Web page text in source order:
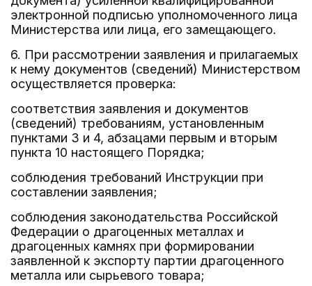
электронной подписью уполномоченного лица
Министерства или лица, его замещающего.
6. При рассмотрении заявления и прилагаемых
к нему документов (сведений) Министерством
осуществляется проверка:
соответствия заявления и документов
(сведений) требованиям, установленным
пунктами 3 и 4, абзацами первым и вторым
пункта 10 настоящего Порядка;
соблюдения требований Инструкции при
составлении заявления;
соблюдения законодательства Российской
Федерации о драгоценных металлах и
драгоценных камнях при формировании
заявленной к экспорту партии драгоценного
металла или сырьевого товара;